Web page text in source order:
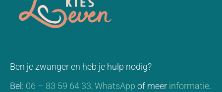
Ben je zwanger en heb je hulp nodig?
Bel: 06 – 83 59 64 33,WhatsApp of meer informatie.